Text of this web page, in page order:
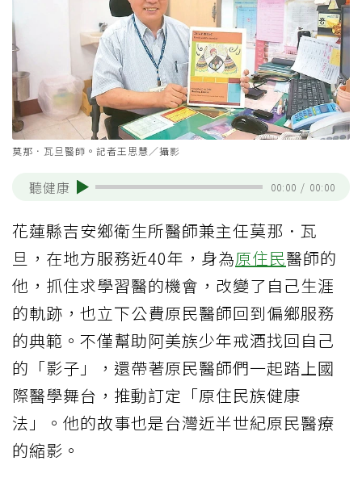
莫那．瓦旦醫師。記者王思慧／攝影
聽健康 00:00 / 00:00
花蓮縣吉安鄉衛生所醫師兼主任莫那．瓦
旦，在地方服務近40年，身為原住民醫師的
他，抓住求學習醫的機會，改變了自己生涯
的軌跡，也立下公費原民醫師回到偏鄉服務
的典範。不僅幫助阿美族少年戒酒找回自己
的「影子」，還帶著原民醫師們一起踏上國
際醫學舞台，推動訂定「原住民族健康
法」。他的故事也是台灣近半世紀原民醫療
的縮影。